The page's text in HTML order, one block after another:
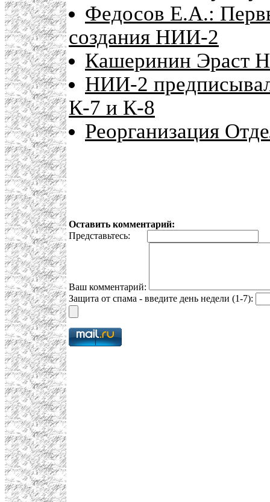
Федосов Е.А.:
создания НИИ-2
Кашеринин Эраст
НИИ-2
К-7 и К-8
Реорганизация
Оставить комментарий:
Представьтесь:
Ваш комментарий:
Защита от спама - введите день недели (1-7):